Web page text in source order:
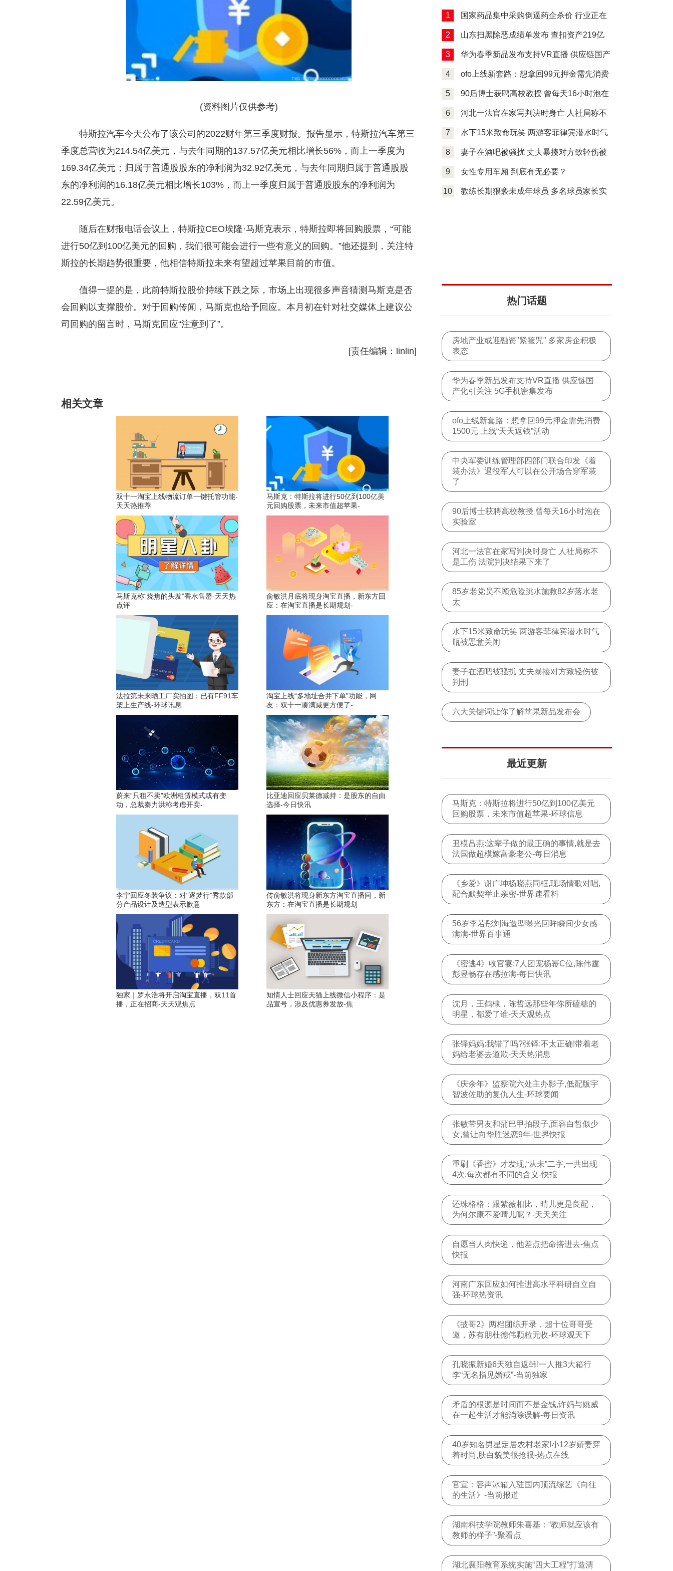
(资料图片仅供参考)
特斯拉汽车今天公布了该公司的2022财年第三季度财报。报告显示，特斯拉汽车第三
季度总营收为214.54亿美元，与去年同期的137.57亿美元相比增长56%，而上一季度为
169.34亿美元；归属于普通股股东的净利润为32.92亿美元，与去年同期归属于普通股股
东的净利润的16.18亿美元相比增长103%，而上一季度归属于普通股股东的净利润为
22.59亿美元。
随后在财报电话会议上，特斯拉CEO埃隆·马斯克表示，特斯拉即将回购股票，“可能
进行50亿到100亿美元的回购，我们很可能会进行一些有意义的回购。”他还提到，关注特
斯拉的长期趋势很重要，他相信特斯拉未来有望超过苹果目前的市值。
值得一提的是，此前特斯拉股价持续下跌之际，市场上出现很多声音猜测马斯克是否
会回购以支撑股价。对于回购传闻，马斯克也给予回应。本月初在针对社交媒体上建议公
司回购的留言时，马斯克回应“注意到了”。
[责任编辑：linlin]
相关文章
马斯克：特斯拉将进行50亿到100亿美
元回购股票，未来市值超苹果-
双十一淘宝上线物流订单一键托管功能-
天天热推荐
俞敏洪月底将现身淘宝直播，新东方回
应：在淘宝直播是长期规划-
马斯克称“烧焦的头发”香水售罄-天天热
点评
淘宝上线“多地址合并下单”功能，网
友：双十一凑满减更方便了-
法拉第未来晒工厂实拍图：已有FF91车
架上生产线-环球讯息
比亚迪回应贝莱德减持：是股东的自由
选择-今日快讯
蔚来“只租不卖”欧洲租赁模式或有变
动，总裁秦力洪称考虑开卖-
传俞敏洪将现身新东方淘宝直播间，新
东方：在淘宝直播是长期规划
李宁回应冬装争议：对“逐梦行”秀款部
分产品设计及造型表示歉意
知情人士回应天猫上线微信小程序：是
品宣号，涉及优惠券发放-焦
独家｜罗永浩将开启淘宝直播，双11首
播，正在招商-天天观焦点
1
国家药品集中采购倒逼药企杀价 行业正在
经历洗牌
2
山东扫黑除恶成绩单发布 查扣资产219亿
余元
3
华为春季新品发布支持VR直播 供应链国产
4
ofo上线新套路：想拿回99元押金需先消费
5
90后博士获聘高校教授 曾每天16小时泡在
6
河北一法官在家写判决时身亡 人社局称不
7
水下15米致命玩笑 两游客菲律宾潜水时气
8
妻子在酒吧被骚扰 丈夫暴揍对方致轻伤被
9
女性专用车厢 到底有无必要？
10
教练长期猥亵未成年球员 多名球员家长实
热门话题
房地产业或迎融资"紧箍咒" 多家房企积极
表态
华为春季新品发布支持VR直播 供应链国
产化引关注 5G手机密集发布
ofo上线新套路：想拿回99元押金需先消费
1500元 上线“天天返钱”活动
中央军委训练管理部四部门联合印发《着
装办法》退役军人可以在公开场合穿军装
了
90后博士获聘高校教授 曾每天16小时泡在
实验室
河北一法官在家写判决时身亡 人社局称不
是工伤 法院判决结果下来了
85岁老党员不顾危险跳水施救82岁落水老
太
水下15米致命玩笑 两游客菲律宾潜水时气
瓶被恶意关闭
妻子在酒吧被骚扰 丈夫暴揍对方致轻伤被
判刑
六大关键词让你了解苹果新品发布会
最近更新
马斯克：特斯拉将进行50亿到100亿美元
回购股票，未来市值超苹果-环球信息
丑模吕燕:这辈子做的最正确的事情,就是去
法国做超模嫁富豪老公-每日消息
《乡爱》谢广坤杨晓燕同框,现场情歌对唱,
配合默契举止亲密-世界速看料
56岁李若彤刘海造型曝光回眸瞬间少女感
满满-世界百事通
《密逃4》收官宴:7人团宠杨幂C位,陈伟霆
彭昱畅存在感拉满-每日快讯
沈月，王鹤棣，陈哲远那些年你所磕糖的
明星，都爱了谁-天天观热点
张铎妈妈:我错了吗?张铎:不太正确!带着老
妈给老婆去道歉-天天热消息
《庆余年》监察院六处主办影子,低配版宇
智波佐助的复仇人生-环球要闻
张敏带男友和蒲巴甲拍段子,面容白皙似少
女,曾让向华胜迷恋9年-世界快报
重刷《香蜜》才发现,“从未”二字,一共出现
4次,每次都有不同的含义-快报
还珠格格：跟紫薇相比，晴儿更是良配，
为何尔康不爱晴儿呢？-天天关注
自愿当人肉快递，他差点把命搭进去-焦点
快报
河南广东回应如何推进高水平科研自立自
强-环球热资讯
《披哥2》两档团综开录，超十位哥哥受
邀，苏有朋杜德伟颗粒无收-环球观天下
孔晓振新婚6天独自返韩!一人推3大箱行
李“无名指见婚戒”-当前独家
矛盾的根源是时间而不是金钱,许妈与姚威
在一起生活才能消除误解-每日资讯
40岁知名男星定居农村老家!小12岁娇妻穿
着时尚,肤白貌美很抢眼-热点在线
官宣：容声冰箱入驻国内顶流综艺《向往
的生活》-当前报道
湖南科技学院教师朱喜基：“教师就应该有
教师的样子”-聚看点
湖北襄阳教育系统实施“四大工程”打造清